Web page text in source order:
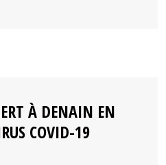
À DENAIN EN
COVID-19